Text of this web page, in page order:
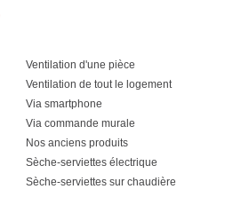
Ventilation d'une pièce
Ventilation de tout le logement
Via smartphone
Via commande murale
Nos anciens produits
Sèche-serviettes électrique
Sèche-serviettes sur chaudière